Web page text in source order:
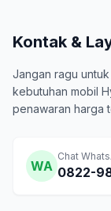
Kontak &
Jangan ragu
kebutuhan mobil
penawaran harga
WA
Chat
0822-